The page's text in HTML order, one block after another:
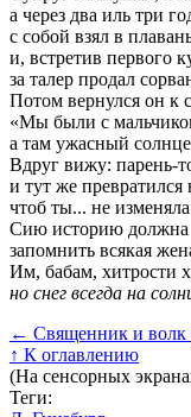
а через два иль три
с собой взял в
и, встретив первого
за талер продал
Потом вернулся он к
«Мы были с
а там ужасный
Вдруг вижу: парень-
и тут же превратился
чтоб ты... не
Сию историю должна
запомнить всякая
Им, бабам, хитрости
но снег всегда на
← Священник и волк
↑ К оглавлению
(На сенсорных
Теги: